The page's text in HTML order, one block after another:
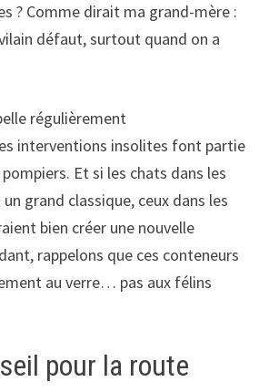
? Comme dirait ma grand-mère :
défaut, surtout quand on a
régulièrement
interventions insolites font partie
Et si les chats dans les
grand classique, ceux dans les
bien créer une nouvelle
rappelons que ces conteneurs
au verre… pas aux félins
pour la route